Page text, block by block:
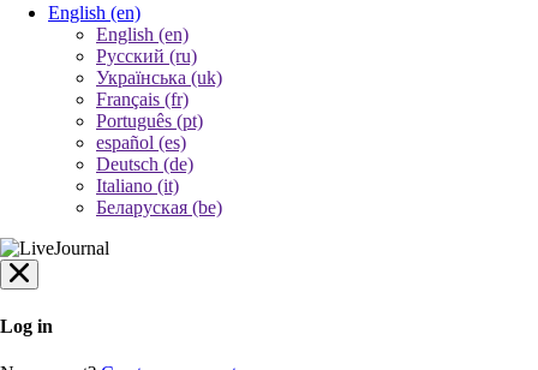
English (en)
English (en)
Русский (ru)
Українська (uk)
Français (fr)
Português (pt)
español (es)
Deutsch (de)
Italiano (it)
Беларуская (be)
Log in